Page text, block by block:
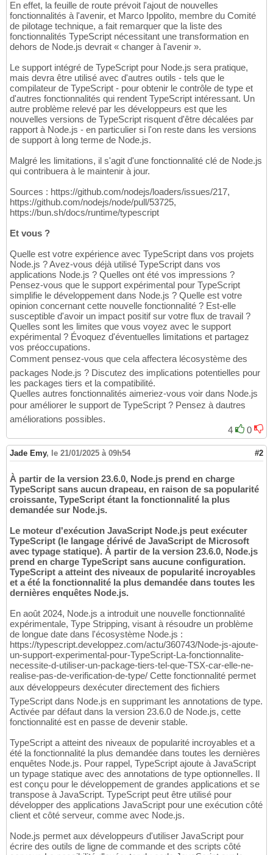
En effet, la feuille de route prévoit l'ajout de nouvelles
fonctionnalités à l'avenir, et Marco Ippolito, membre du Comité
de pilotage technique, a fait remarquer que la liste des
fonctionnalités TypeScript nécessitant une transformation en
dehors de Node.js devrait « changer à l'avenir ».
Le support intégré de TypeScript pour Node.js sera pratique,
mais devra être utilisé avec d'autres outils - tels que le
compilateur de TypeScript - pour obtenir le contrôle de type et
d'autres fonctionnalités qui rendent TypeScript intéressant. Un
autre problème relevé par les développeurs est que les
nouvelles versions de TypeScript risquent d'être décalées par
rapport à Node.js - en particulier si l'on reste dans les versions
de support à long terme de Node.js.
Malgré les limitations, il s'agit d'une fonctionnalité clé de Node.js
qui contribuera à le maintenir à jour.
Sources : https://github.com/nodejs/loaders/issues/217,
https://github.com/nodejs/node/pull/53725,
https://bun.sh/docs/runtime/typescript
Et vous ?
Quelle est votre expérience avec TypeScript dans vos projets
Node.js ? Avez-vous déjà utilisé TypeScript dans vos
applications Node.js ? Quelles ont été vos impressions ?
Pensez-vous que le support expérimental pour TypeScript
simplifie le développement dans Node.js ? Quelle est votre
opinion concernant cette nouvelle fonctionnalité ? Est-elle
susceptible d'avoir un impact positif sur votre flux de travail ?
Quelles sont les limites que vous voyez avec le support
expérimental ? Évoquez d'éventuelles limitations et partagez
vos préoccupations.
Comment pensez-vous que cela affectera lécosystème des
packages Node.js ? Discutez des implications potentielles pour
les packages tiers et la compatibilité.
Quelles autres fonctionnalités aimeriez-vous voir dans Node.js
pour améliorer le support de TypeScript ? Pensez à dautres
améliorations possibles.
4
0
Jade Emy, le 21/01/2025 à 09h54 #2
À partir de la version 23.6.0, Node.js prend en charge
TypeScript sans aucun drapeau, en raison de sa popularité
croissante, TypeScript étant la fonctionnalité la plus
demandée sur Node.js.
Le moteur d'exécution JavaScript Node.js peut exécuter
TypeScript (le langage dérivé de JavaScript de Microsoft
avec typage statique). À partir de la version 23.6.0, Node.js
prend en charge TypeScript sans aucune configuration.
TypeScript a atteint des niveaux de popularité incroyables
et a été la fonctionnalité la plus demandée dans toutes les
dernières enquêtes Node.js.
En août 2024, Node.js a introduit une nouvelle fonctionnalité
expérimentale, Type Stripping, visant à résoudre un problème
de longue date dans l'écosystème Node.js :
https://typescript.developpez.com/actu/360743/Node-js-ajoute-
un-support-experimental-pour-TypeScript-La-fonctionnalite-
necessite-d-utiliser-un-package-tiers-tel-que-TSX-car-elle-ne-
realise-pas-de-verification-de-type/ Cette fonctionnalité permet
aux développeurs dexécuter directement des fichiers
TypeScript dans Node.js en supprimant les annotations de type.
Activée par défaut dans la version 23.6.0 de Node.js, cette
fonctionnalité est en passe de devenir stable.
TypeScript a atteint des niveaux de popularité incroyables et a
été la fonctionnalité la plus demandée dans toutes les dernières
enquêtes Node.js. Pour rappel, TypeScript ajoute à JavaScript
un typage statique avec des annotations de type optionnelles. Il
est conçu pour le développement de grandes applications et se
transpose à JavaScript. TypeScript peut être utilisé pour
développer des applications JavaScript pour une exécution côté
client et côté serveur, comme avec Node.js.
Node.js permet aux développeurs d'utiliser JavaScript pour
écrire des outils de ligne de commande et des scripts côté